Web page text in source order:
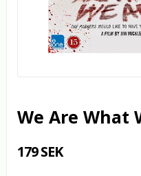
We Are What
179 SEK